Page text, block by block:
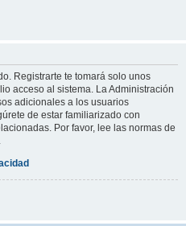
Registrarte te tomará solo unos
acceso al sistema. La Administración
adicionales a los usuarios
de estar familiarizado con
Por favor, lee las normas de